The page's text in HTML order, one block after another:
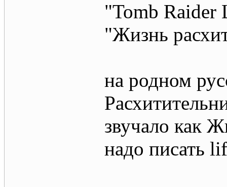
"Tomb Raider
"Жизнь
на родном
звучало как
надо писать